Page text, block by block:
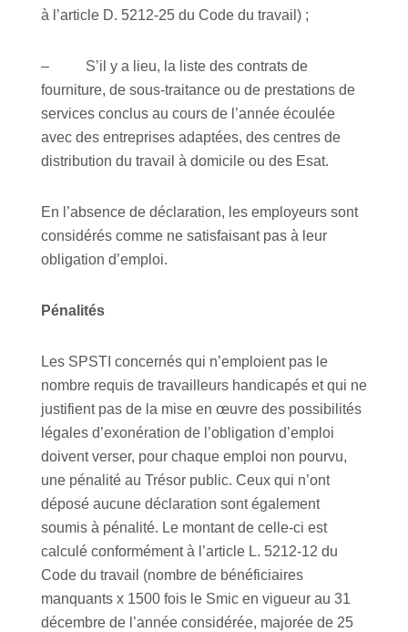
à l’article D. 5212-25 du Code du travail) ;
– S’il y a lieu, la liste des contrats de
fourniture, de sous-traitance ou de prestations de
services conclus au cours de l’année écoulée
avec des entreprises adaptées, des centres de
distribution du travail à domicile ou des Esat.
En l’absence de déclaration, les employeurs sont
considérés comme ne satisfaisant pas à leur
obligation d’emploi.
Pénalités
Les SPSTI concernés qui n’emploient pas le
nombre requis de travailleurs handicapés et qui ne
justifient pas de la mise en œuvre des possibilités
légales d’exonération de l’obligation d’emploi
doivent verser, pour chaque emploi non pourvu,
une pénalité au Trésor public. Ceux qui n’ont
déposé aucune déclaration sont également
soumis à pénalité. Le montant de celle-ci est
calculé conformément à l’article L. 5212-12 du
Code du travail (nombre de bénéficiaires
manquants x 1500 fois le Smic en vigueur au 31
décembre de l’année considérée, majorée de 25